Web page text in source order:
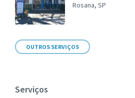
Rosana, SP
OUTROS SERVIÇOS
Serviços